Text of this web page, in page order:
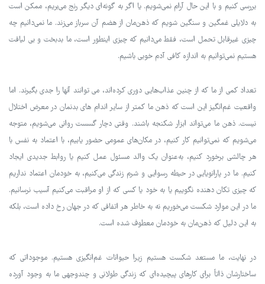
بررسی کنیم و با این حال آرام نمی‌شویم. یا اگر به گونه‌ای دیگر رنج می‌بریم، ممکن است
به دلایلی غمگین و سنگین شویم که ذهن‌مان از هضم آن سرباز می‌زند. ما نمی‌دانیم چه
چیزی غیرقابل تحمل است، فقط می‌دانیم که چیزی اینطور است، ما بدبخت و بی لیاقت
هستیم نمی‌توانیم به اندازه کافی آدم خوبی باشیم.
تعداد کمی از ما که از چنین عذاب‌هایی دوری کرده‌اند، می توانند آنها را جدی بگیرند. اما
واقعیت غم‌انگیز این است که ذهن ما کمتر از سایر اندام های بدنمان در معرض اختلال
نیست. ذهن ما می‌تواند ابزار شکنجه باشند. وقتی دچار گسست روانی می‌شویم، متوجه
می‌شویم که نمی‌توانیم کار کنیم، در مکان‌های عمومی حضور یابیم، با اعتماد به نفس با
هر چالشی برخورد کنیم، به‌عنوان یک والد مسئول عمل کنیم یا روابط جدیدی ایجاد
کنیم. ما در پارانویایی در حیطه رسوایی و شرم زندگی می‌کنیم، به خودمان اعتماد نداریم
که چیزی تکان دهنده نگوییم یا به خود یا کسی که از او مراقبت می‌کنیم آسیب نرسانیم.
ما در این موارد شکست می‌خوریم نه به خاطر هر اتفاقی که در جهان رخ داده است، بلکه
به این دلیل که ذهن‌مان به خودمان معطوف شده است.
در نهایت، ما مستعد شکست هستیم زیرا حیوانات غم‌انگیزی هستیم. موجوداتی که
ساختارشان ذاتاً برای کارهای پیچیده‌ای که زندگی طولانی و چندوجهی ما به وجود آورده